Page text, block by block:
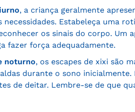
, a criança geralmente
necessidades. Estabeleça uma
os sinais do corpo. Um
fazer força adequadamente.
noturno, os escapes de xixi são
durante o sono
de deitar. Lembre-se de que